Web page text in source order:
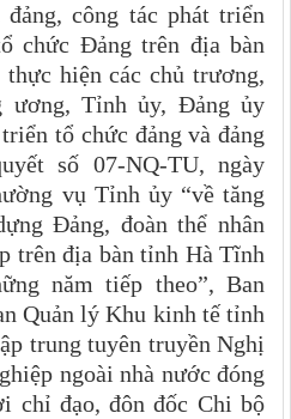
công tác phát triển
chức Đảng trên địa bàn
hiện các chủ trương,
ương, Tỉnh ủy, Đảng ủy
tổ chức đảng và đảng
số 07-NQ-TU, ngày
vụ Tỉnh ủy “về tăng
Đảng, đoàn thể nhân
trên địa bàn tỉnh Hà Tĩnh
năm tiếp theo”, Ban
Quản lý Khu kinh tế tỉnh
trung tuyên truyền Nghị
ngoài nhà nước đóng
chỉ đạo, đôn đốc Chi bộ